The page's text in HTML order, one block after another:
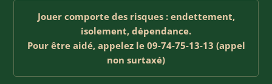
Jouer comporte des risques : endettement,
isolement, dépendance.
Pour être aidé, appelez le 09-74-75-13-13 (appel
non surtaxé)